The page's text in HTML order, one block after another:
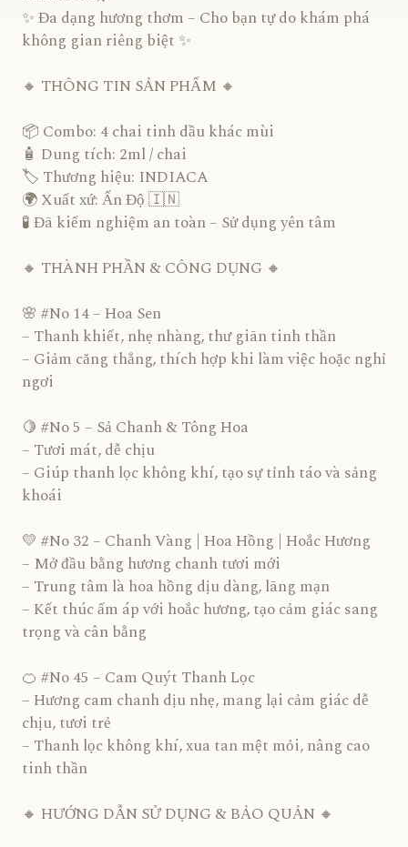
✨ Đa dạng hương thơm – Cho bạn tự do khám phá
không gian riêng biệt ✨
🔸 THÔNG TIN SẢN PHẨM 🔸
📦 Combo: 4 chai tinh dầu khác mùi
🧴 Dung tích: 2ml / chai
🏷️ Thương hiệu: INDIACA
🌍 Xuất xứ: Ấn Độ 🇮🇳
🧪 Đã kiểm nghiệm an toàn – Sử dụng yên tâm
🔸 THÀNH PHẦN & CÔNG DỤNG 🔸
🌸 #No 14 – Hoa Sen
– Thanh khiết, nhẹ nhàng, thư giãn tinh thần
– Giảm căng thẳng, thích hợp khi làm việc hoặc nghỉ
ngơi
🍋 #No 5 – Sả Chanh & Tông Hoa
– Tươi mát, dễ chịu
– Giúp thanh lọc không khí, tạo sự tỉnh táo và sảng
khoái
💛 #No 32 – Chanh Vàng | Hoa Hồng | Hoắc Hương
– Mở đầu bằng hương chanh tươi mới
– Trung tâm là hoa hồng dịu dàng, lãng mạn
– Kết thúc ấm áp với hoắc hương, tạo cảm giác sang
trọng và cân bằng
🍊 #No 45 – Cam Quýt Thanh Lọc
– Hương cam chanh dịu nhẹ, mang lại cảm giác dễ
chịu, tươi trẻ
– Thanh lọc không khí, xua tan mệt mỏi, nâng cao
tinh thần
🔸 HƯỚNG DẪN SỬ DỤNG & BẢO QUẢN 🔸